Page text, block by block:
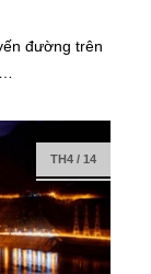
đường trên
TH4/ 14